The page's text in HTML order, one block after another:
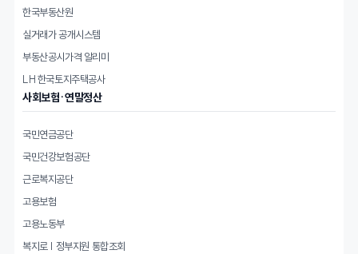
한국부동산원
실거래가 공개시스템
부동산공시가격 알리미
LH 한국토지주택공사
사회보험·연말정산
국민연금공단
국민건강보험공단
근로복지공단
고용보험
고용노동부
복지로 | 정부지원 통합조회